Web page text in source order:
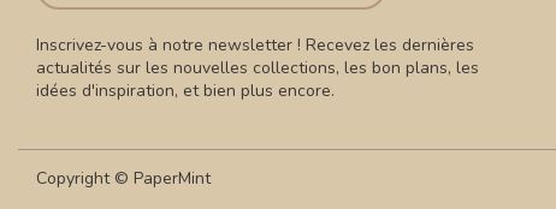
Inscrivez-vous à notre newsletter ! Recevez les dernières
actualités sur les nouvelles collections, les bon plans, les
idées d'inspiration, et bien plus encore.
Copyright © PaperMint